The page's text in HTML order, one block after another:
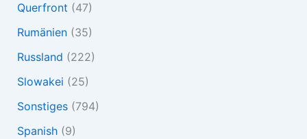
Querfront (47)
Rumänien(35)
Russland (222)
Slowakei (25)
Sonstiges(794)
Spanish(9)